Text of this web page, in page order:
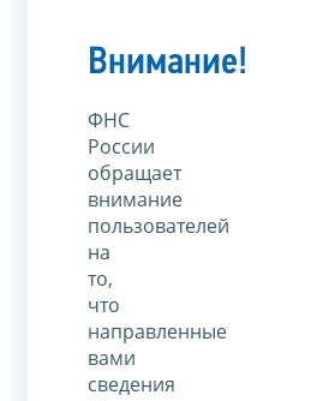
Внимание!
ФНС
России
обращает
внимание
пользователей
на
то,
что
направленные
вами
сведения